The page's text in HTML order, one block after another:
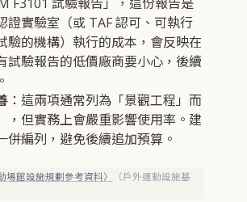
證實驗室（或 TAF 認可、可執行
驗的機構）執行的成本，會反映在
試驗報告的低價廠商要小心，後續
：這兩項通常列為「景觀工程」而
，但實務上會嚴重影響使用率。建
併編列，避免後續追加預算。
場館設施規劃參考資料〉
（戶外運動設施基